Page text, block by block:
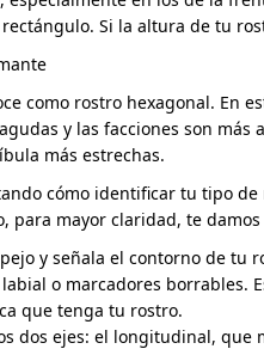
Si la altura de tu
como rostro hexagonal. En
y las facciones son más
más estrechas.
cómo identificar tu tipo
para mayor claridad, te
y señala el contorno de tu
o marcadores borrables.
que tenga tu rostro.
dos ejes: el longitudinal,